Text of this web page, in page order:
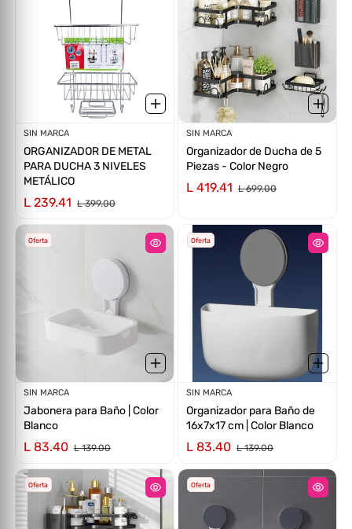
Proveedor:
SIN MARCA
ORGANIZADOR DE METAL
PARA DUCHA 3 NIVELES
METÁLICO
L 239.41 L 399.00
Proveedor:
SIN MARCA
Organizador de Ducha de 5
Piezas - Color Negro
L 419.41 L 699.00
Oferta
Proveedor:
SIN MARCA
Jabonera para Baño | Color
Blanco
L 83.40 L 139.00
Oferta
Proveedor:
SIN MARCA
Organizador para Baño de
16x7x17 cm | Color Blanco
L 83.40 L 139.00
Oferta Oferta